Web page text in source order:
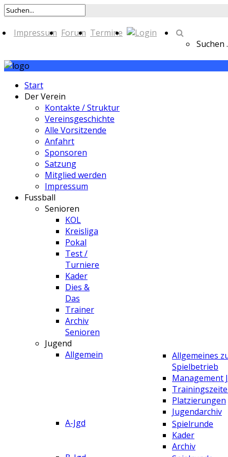
Impressum Forum Termine
Suchen
Start
Der Verein
Kontakte / Struktur
Vereinsgeschichte
Alle Vorsitzende
Anfahrt
Sponsoren
Satzung
Mitglied werden
Impressum
Fussball
Senioren
KOL
Kreisliga
Pokal
Test /
Turniere
Kader
Dies &
Das
Trainer
Archiv
Senioren
Jugend
Allgemein
Allgemeines
Spielbetrieb
Management
Platzierungen
Jugendarchiv
A-Jgd
Spielrunde
Kader
Archiv